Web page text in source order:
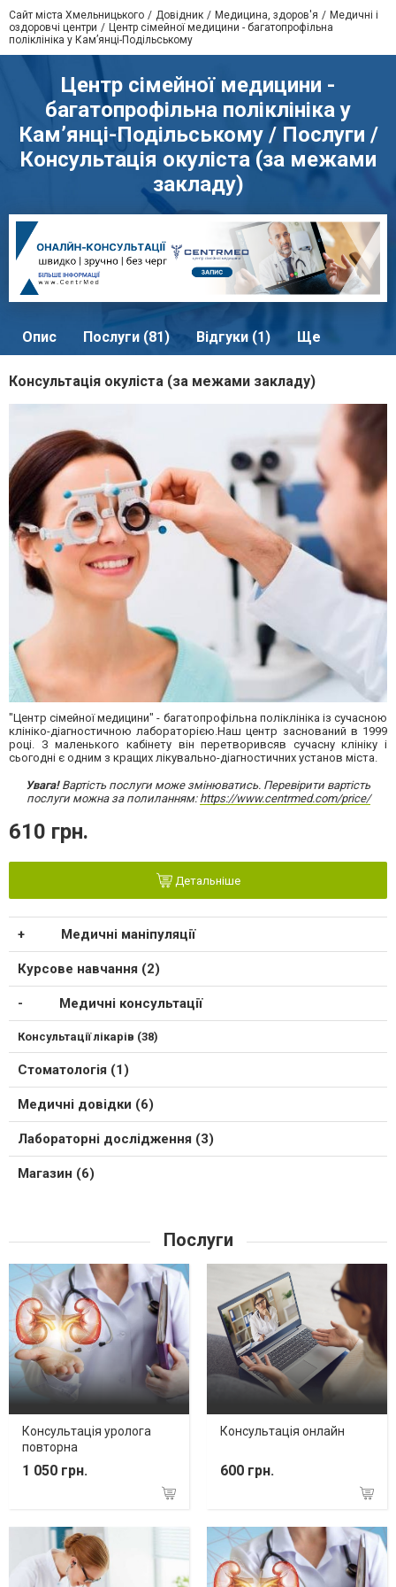
Сайт міста Хмельницького Довідник Медицина, здоров'я
Медичні і
оздоровчі центри
Центр сімейної медицини - багатопрофільна
поліклініка у Кам’янці-Подільському
Центр сімейної медицини -
багатопрофільна поліклініка у
Кам’янці-Подільському / Послуги /
Консультація окуліста (за межами
закладу)
Опис Послуги (81) Відгуки (1) Ще
Консультація окуліста (за межами закладу)
"Центр сімейної медицини" - багатопрофільна поліклініка із сучасною
клініко-діагностичною лабораторією.Наш центр заснований в 1999
році. З маленького кабінету він перетворивсяв сучасну клініку і
сьогодні є одним з кращих лікувально-діагностичних установ міста.
Увага! Вартість послуги може змінюватись. Перевірити вартість
послуги можна за полиланням: https://www.centrmed.com/price/
610 грн.
Детальніше
Медичні маніпуляції
Курсове навчання (2)
Медичні консультації
Консультації лікарів (38)
Стоматологія (1)
Медичні довідки (6)
Лабораторні дослідження (3)
Магазин (6)
Послуги
Консультація уролога
повторна
1 050 грн.
Консультація онлайн
600 грн.